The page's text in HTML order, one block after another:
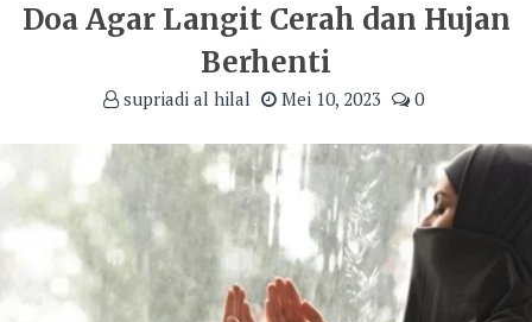
Doa Agar Langit Cerah dan Hujan
Berhenti
supriadi al hilal Mei 10, 2023 0